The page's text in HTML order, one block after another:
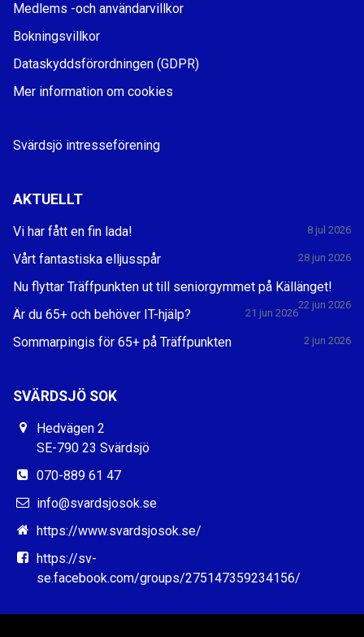
Medlems -och användarvillkor
Bokningsvillkor
Dataskyddsförordningen (GDPR)
Mer information om cookies
Svärdsjö intresseförening
AKTUELLT
Vi har fått en fin lada! 8 jul 2026
Vårt fantastiska elljusspår 28 jun 2026
Nu flyttar Träffpunkten ut till seniorgymmet på Källänget!
22 jun 2026
Är du 65+ och behöver IT-hjälp? 21 jun 2026
Sommarpingis för 65+ på Träffpunkten 2 jun 2026
SVÄRDSJÖ SOK
Hedvägen 2
SE-790 23 Svärdsjö
070-889 61 47
info@svardsjosok.se
https://www.svardsjosok.se/
https://sv-
se.facebook.com/groups/275147359234156/